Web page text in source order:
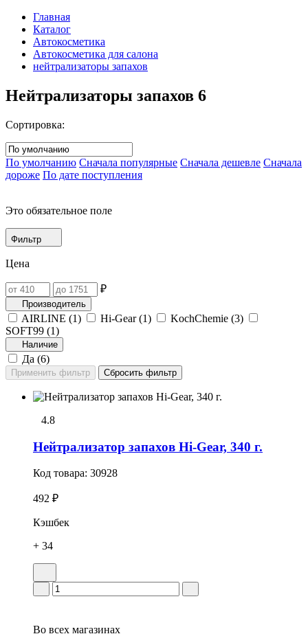
Главная
Каталог
Автокосметика
Автокосметика для салона
нейтрализаторы запахов
Нейтрализаторы запахов 6
Сортировка:
По умолчанию Сначала популярные Сначала дешевле Сначала
дороже По дате поступления
Это обязательное поле
Фильтр
Цена
₽
Производитель
AIRLINE (1) Hi-Gear (1) KochChemie (3)
SOFT99 (1)
Наличие
Да (6)
4.8
Нейтрализатор запахов Hi-Gear, 340 г.
Код товара: 30928
492 ₽
Кэшбек
+ 34
Во всех магазинах